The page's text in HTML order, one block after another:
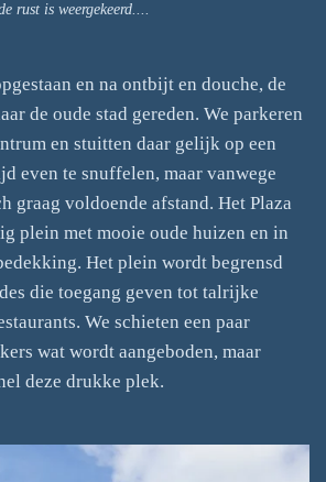
rust is weergekeerd....
en na ontbijt en douche, de
de oude stad gereden. We parkeren
en stuitten daar gelijk op een
even te snuffelen, maar vanwege
graag voldoende afstand. Het Plaza
plein met mooie oude huizen en in
Het plein wordt begrensd
die toegang geven tot talrijke
We schieten een paar
wat wordt aangeboden, maar
deze drukke plek.